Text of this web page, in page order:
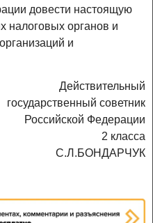
довести настоящую
органов и
и
Действительный
государственный советник
Российской Федерации
2 класса
С.Л.БОНДАРЧУК